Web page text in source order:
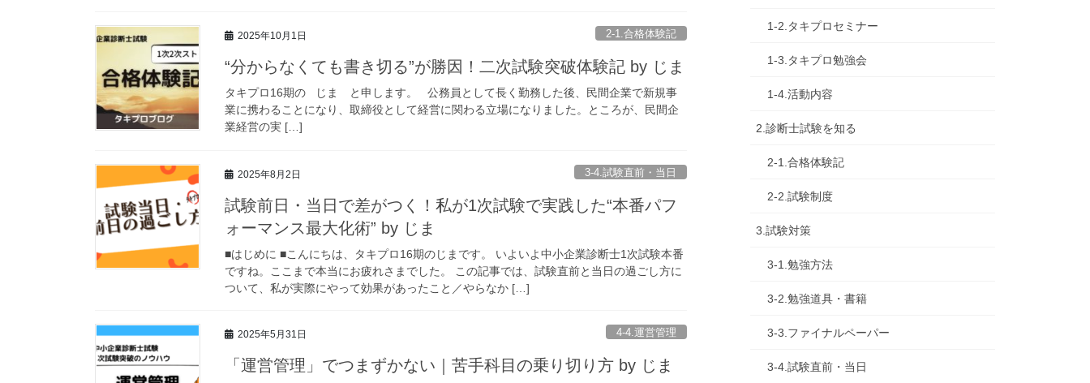
2025年10月1日 2-1.合格体験記
“分からなくても書き切る”が勝因！二次試験突破体験記 by じま
タキプロ16期の じま と申します。 公務員として長く勤務した後、民間企業で新規事
業に携わることになり、取締役として経営に関わる立場になりました。ところが、民間企
業経営の実 […]
2025年8月2日 3-4.試験直前・当日
試験前日・当日で差がつく！私が1次試験で実践した“本番パフ
ォーマンス最大化術” by じま
■はじめに ■こんにちは、タキプロ16期のじまです。 いよいよ中小企業診断士1次試験本番
ですね。ここまで本当にお疲れさまでした。 この記事では、試験直前と当日の過ごし方に
ついて、私が実際にやって効果があったこと／やらなか […]
2025年5月31日 4-4.運営管理
「運営管理」でつまずかない｜苦手科目の乗り切り方 by じま
1-2.タキプロセミナー
1-3.タキプロ勉強会
1-4.活動内容
2.診断士試験を知る
2-1.合格体験記
2-2.試験制度
3.試験対策
3-1.勉強方法
3-2.勉強道具・書籍
3-3.ファイナルペーパー
3-4.試験直前・当日